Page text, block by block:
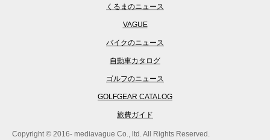
くるまのニュース
VAGUE
バイクのニュース
自動車カタログ
ゴルフのニュース
GOLFGEAR CATALOG
旅費ガイド
Copyright © 2016- mediavague Co., ltd. All Rights Reserved.